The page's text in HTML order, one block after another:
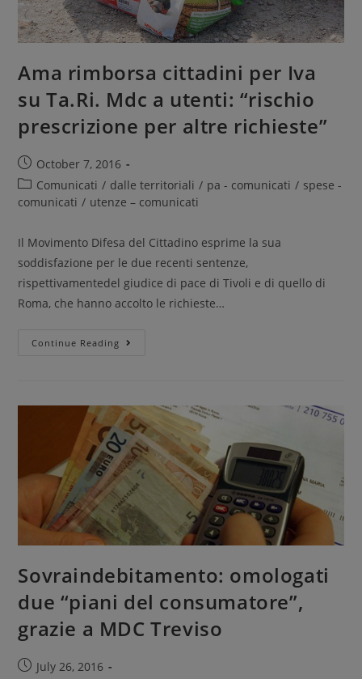
Ama rimborsa cittadini per Iva
su Ta.Ri. Mdc a utenti: “rischio
prescrizione per altre richieste”
October 7, 2016
Comunicati / dalle territoriali / pa - comunicati / spese -
comunicati / utenze – comunicati
Il Movimento Difesa del Cittadino esprime la sua
soddisfazione per le due recenti sentenze,
rispettivamentedel giudice di pace di Tivoli e di quello di
Roma, che hanno accolto le richieste…
Continue Reading
Sovraindebitamento: omologati
due “piani del consumatore”,
grazie a MDC Treviso
July 26, 2016